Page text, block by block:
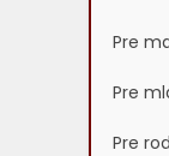
Pre
Pre
Pre